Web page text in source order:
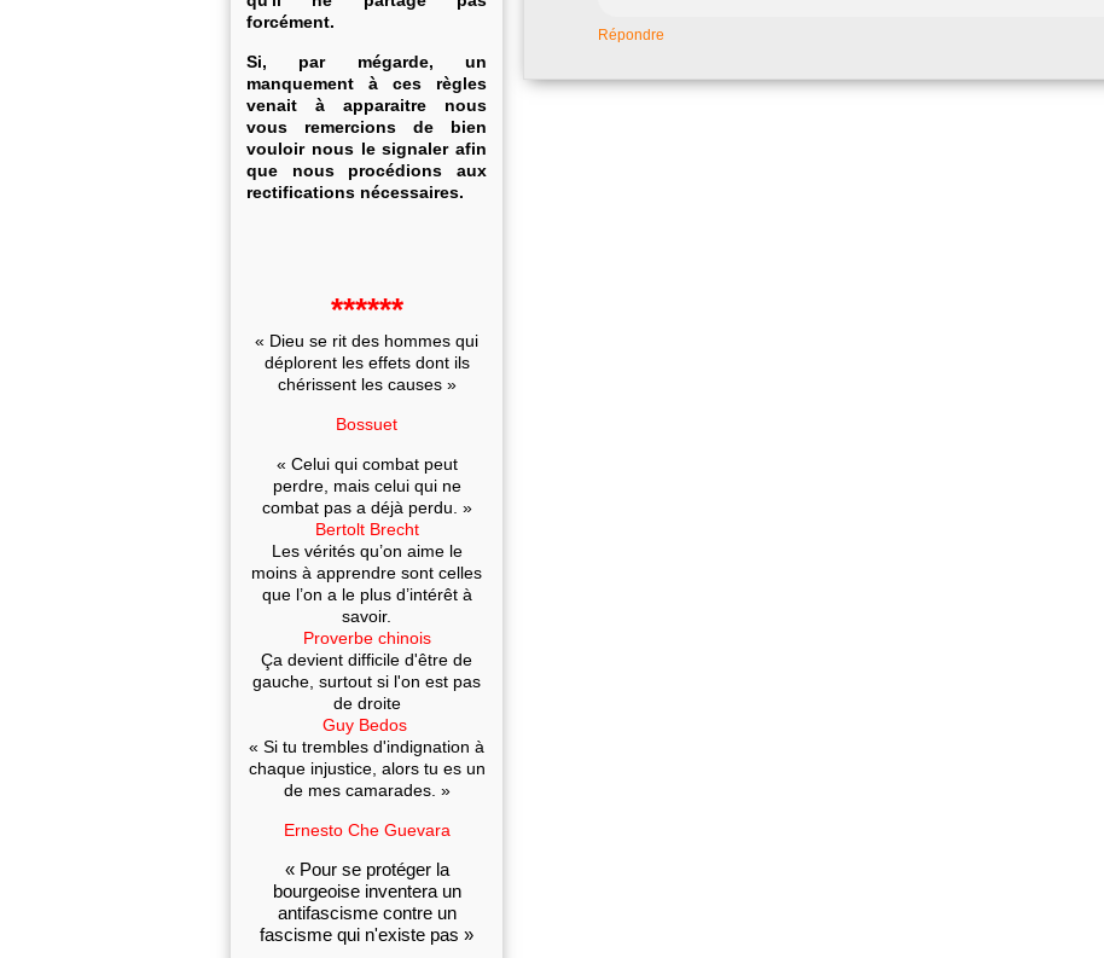
forcément.
Si, par mégarde, un
manquement à ces règles
venait à apparaitre nous
vous remercions de bien
vouloir nous le signaler afin
que nous procédions aux
rectifications nécessaires.
******
« Dieu se rit des hommes qui
déplorent les effets dont ils
chérissent les causes »
Bossuet
« Celui qui combat peut
perdre, mais celui qui ne
combat pas a déjà perdu. »
Bertolt Brecht
Les vérités qu’on aime le
moins à apprendre sont celles
que l’on a le plus d’intérêt à
savoir.
Proverbe chinois
Ça devient difficile d'être de
gauche, surtout si l'on est pas
de droite
Guy Bedos
« Si tu trembles d'indignation à
chaque injustice, alors tu es un
de mes camarades. »
Ernesto Che Guevara
« Pour se protéger la
bourgeoise inventera un
antifascisme contre un
fascisme qui n'existe pas »
Répondre